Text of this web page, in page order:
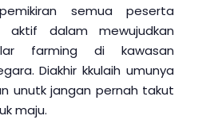
semua peserta
aktif dalam mewujudkan
farming di kawasan
Diakhir kkulaih umunya
unutk jangan pernah takut
maju.